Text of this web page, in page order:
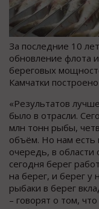
За последние 10
обновление флота
береговых
Камчатки
«Результатов
было в отрасли.
млн тонн рыбы,
объём. Но нам есть
очередь, в области
сегодня берег
на берег, и берег у
рыбаки в берег
– говорят о том,